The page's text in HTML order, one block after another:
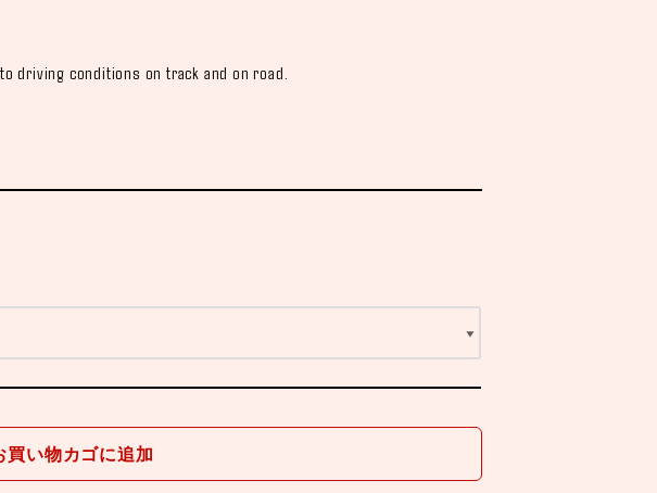
to driving conditions on track and on road.
買い物カゴに追加